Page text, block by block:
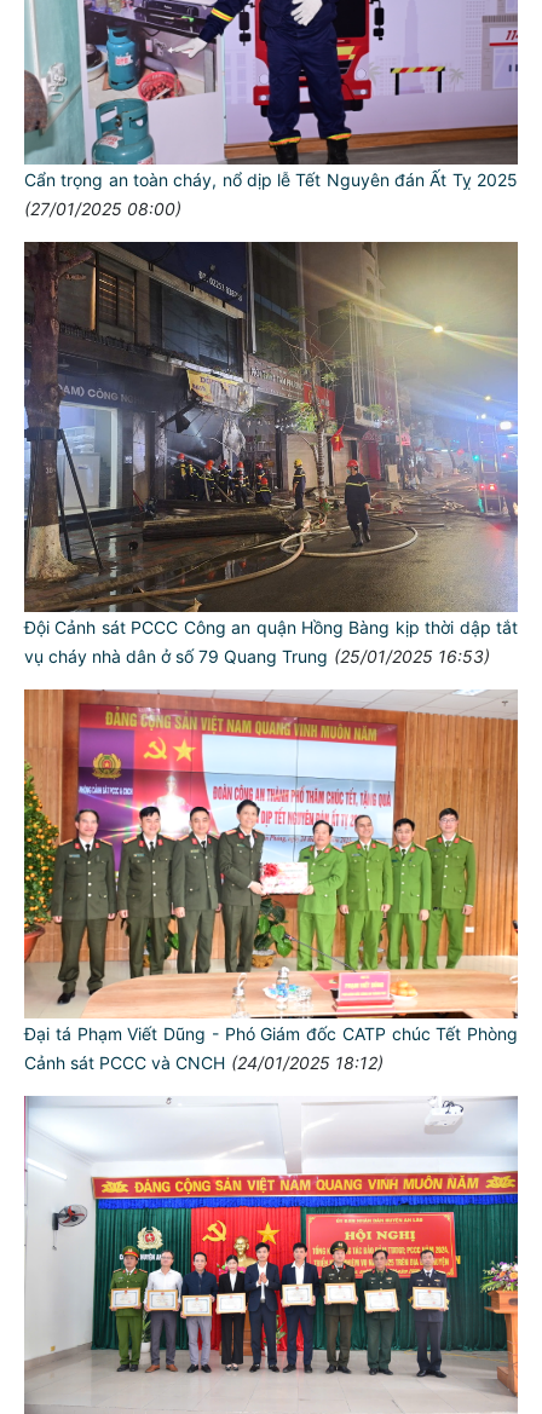
Cẩn trọng an toàn cháy, nổ dịp lễ Tết Nguyên đán Ất Tỵ 2025
(27/01/2025 08:00)
Đội Cảnh sát PCCC Công an quận Hồng Bàng kịp thời dập tắt
vụ cháy nhà dân ở số 79 Quang Trung (25/01/2025 16:53)
Đại tá Phạm Viết Dũng - Phó Giám đốc CATP chúc Tết Phòng
Cảnh sát PCCC và CNCH (24/01/2025 18:12)